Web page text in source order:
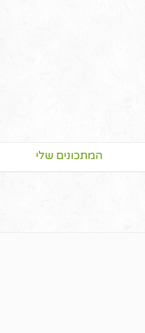
המתכונים שלי